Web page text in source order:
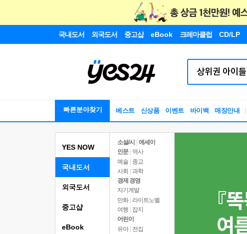
국내도서 외국도서 중고샵 eBook 크레마클럽 CD/LP
빠른분야찾기 베스트 신상품 이벤트 바이백 매장안내
YES NOW
국내도서
소설/시
에세이
인문
역사
예술 | 종교
사회 | 과학
경제 경영
자기계발
만화 | 라이트노벨
여행
잡지
어린이
유아 | 전집
외국도서
중고샵
eBook